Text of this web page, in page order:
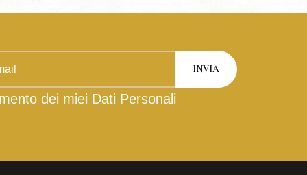
dei miei Dati Personali